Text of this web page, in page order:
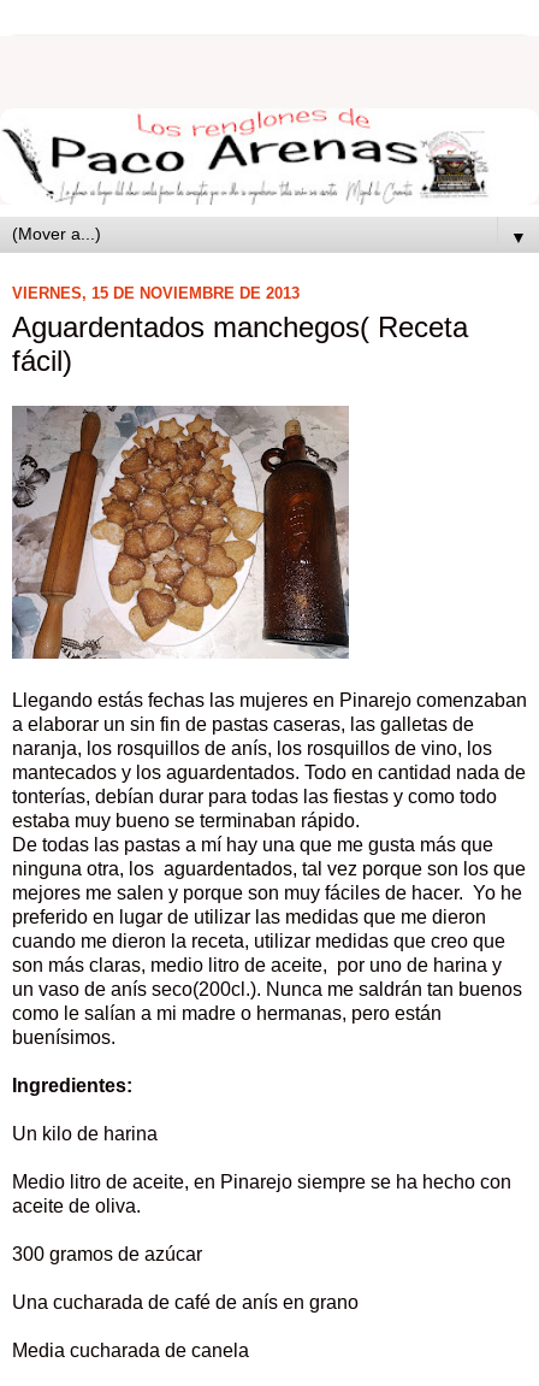
▼
VIERNES, 15 DE NOVIEMBRE DE 2013
Aguardentados manchegos( Receta
fácil)
Llegando estás fechas las mujeres en Pinarejo comenzaban
a elaborar un sin fin de pastas caseras, las galletas de
naranja, los rosquillos de anís, los rosquillos de vino, los
mantecados y los aguardentados. Todo en cantidad nada de
tonterías, debían durar para todas las fiestas y como todo
estaba muy bueno se terminaban rápido.
De todas las pastas a mí hay una que me gusta más que
ninguna otra, los aguardentados, tal vez porque son los que
mejores me salen y porque son muy fáciles de hacer. Yo he
preferido en lugar de utilizar las medidas que me dieron
cuando me dieron la receta, utilizar medidas que creo que
son más claras, medio litro de aceite, por uno de harina y
un vaso de anís seco(200cl.). Nunca me saldrán tan buenos
como le salían a mi madre o hermanas, pero están
buenísimos.
Ingredientes:
Un kilo de harina
Medio litro de aceite, en Pinarejo siempre se ha hecho con
aceite de oliva.
300 gramos de azúcar
Una cucharada de café de anís en grano
Media cucharada de canela